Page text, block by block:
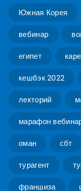
Южная Корея
вебинар
египет
кешбэк 2022
лекторий
марафон
оман сбт
турагент
франшиза